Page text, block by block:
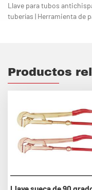
Llave para tubos
tuberías | Herramienta de
Productos